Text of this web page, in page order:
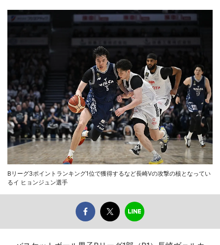
Bリーグ3ポイントランキング1位で獲得するなど長崎Vの攻撃の核となってい
るイ ヒョンジュン選手